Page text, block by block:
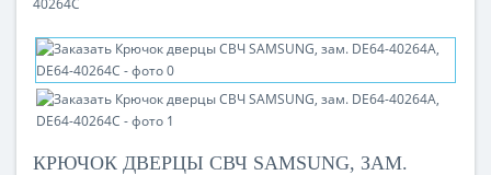
КРЮЧОК ДВЕРЦЫ СВЧ SAMSUNG, ЗАМ.